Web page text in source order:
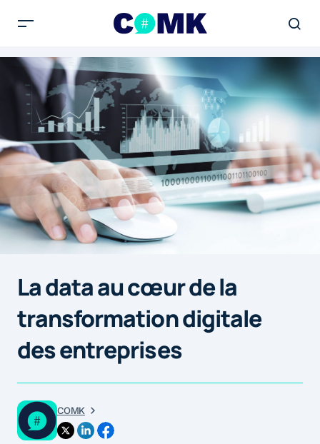
La data au cœur de la
transformation digitale
des entreprises
COMK